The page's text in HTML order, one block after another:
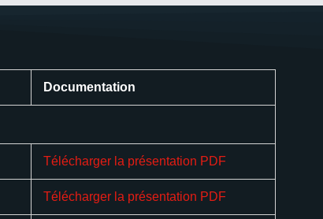
Documentation
Télécharger la présentation PDF
Télécharger la présentation PDF